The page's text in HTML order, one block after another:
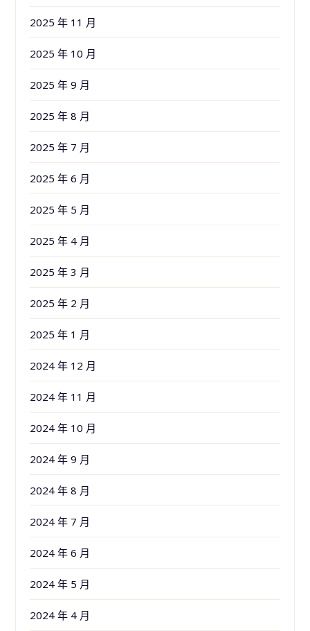
2025 年 11 月
2025 年 10 月
2025 年 9 月
2025 年 8 月
2025 年 7 月
2025 年 6 月
2025 年 5 月
2025 年 4 月
2025 年 3 月
2025 年 2 月
2025 年 1 月
2024 年 12 月
2024 年 11 月
2024 年 10 月
2024 年 9 月
2024 年 8 月
2024 年 7 月
2024 年 6 月
2024 年 5 月
2024 年 4 月